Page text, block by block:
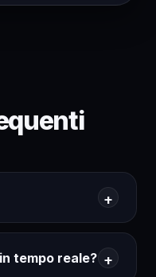
tempo reale?